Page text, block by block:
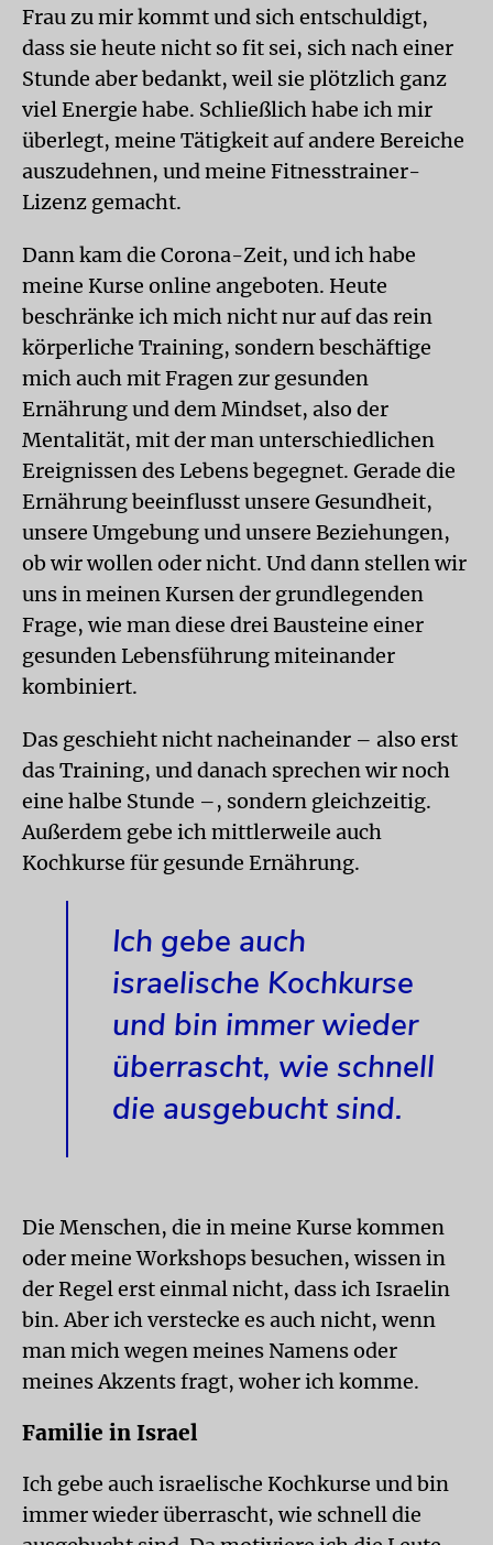
Frau zu mir kommt und sich entschuldigt,
dass sie heute nicht so fit sei, sich nach einer
Stunde aber bedankt, weil sie plötzlich ganz
viel Energie habe. Schließlich habe ich mir
überlegt, meine Tätigkeit auf andere Bereiche
auszudehnen, und meine Fitnesstrainer-
Lizenz gemacht.
Dann kam die Corona-Zeit, und ich habe
meine Kurse online angeboten. Heute
beschränke ich mich nicht nur auf das rein
körperliche Training, sondern beschäftige
mich auch mit Fragen zur gesunden
Ernährung und dem Mindset, also der
Mentalität, mit der man unterschiedlichen
Ereignissen des Lebens begegnet. Gerade die
Ernährung beeinflusst unsere Gesundheit,
unsere Umgebung und unsere Beziehungen,
ob wir wollen oder nicht. Und dann stellen wir
uns in meinen Kursen der grundlegenden
Frage, wie man diese drei Bausteine einer
gesunden Lebensführung miteinander
kombiniert.
Das geschieht nicht nacheinander – also erst
das Training, und danach sprechen wir noch
eine halbe Stunde –, sondern gleichzeitig.
Außerdem gebe ich mittlerweile auch
Kochkurse für gesunde Ernährung.
Ich gebe auch
israelische Kochkurse
und bin immer wieder
überrascht, wie schnell
die ausgebucht sind.
Die Menschen, die in meine Kurse kommen
oder meine Workshops besuchen, wissen in
der Regel erst einmal nicht, dass ich Israelin
bin. Aber ich verstecke es auch nicht, wenn
man mich wegen meines Namens oder
meines Akzents fragt, woher ich komme.
Familie in Israel
Ich gebe auch israelische Kochkurse und bin
immer wieder überrascht, wie schnell die